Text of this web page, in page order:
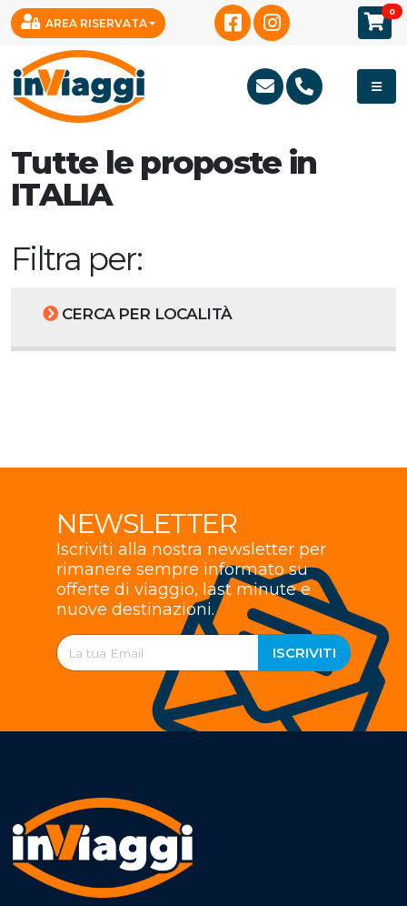
AREA RISERVATA
0
Tutte le proposte in
ITALIA
Filtra per:
CERCA PER LOCALITÀ
NEWSLETTER
Iscriviti alla nostra newsletter per
rimanere sempre informato su
offerte di viaggio, last minute e
nuove destinazioni.
ISCRIVITI